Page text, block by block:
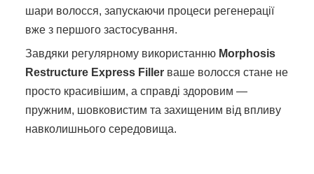
шари волосся, запускаючи процеси регенерації
вже з першого застосування.
Завдяки регулярному використанню Morphosis
Restructure Express Filler ваше волосся стане не
просто красивішим, а справді здоровим —
пружним, шовковистим та захищеним від впливу
навколишнього середовища.